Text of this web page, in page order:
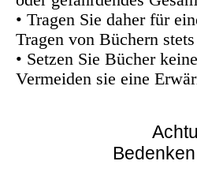
• Tragen Sie daher für
Tragen von Büchern
• Setzen Sie Bücher
Vermeiden sie eine